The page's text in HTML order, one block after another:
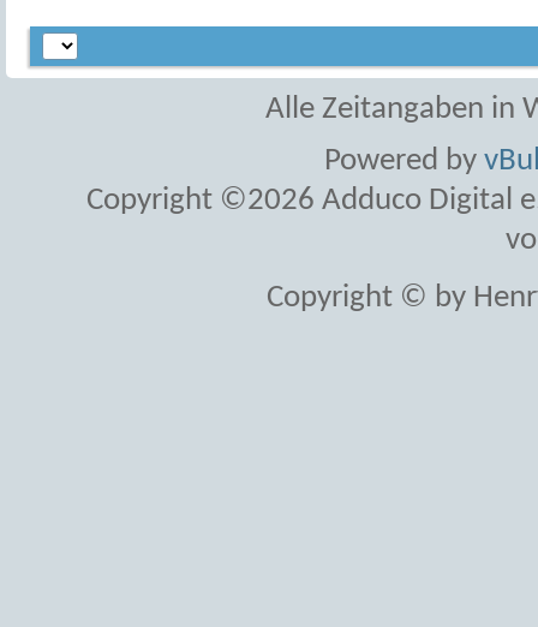
Alle Zeitangaben in
Powered by
Copyright ©2026 Adduco Digital
Copyright © by